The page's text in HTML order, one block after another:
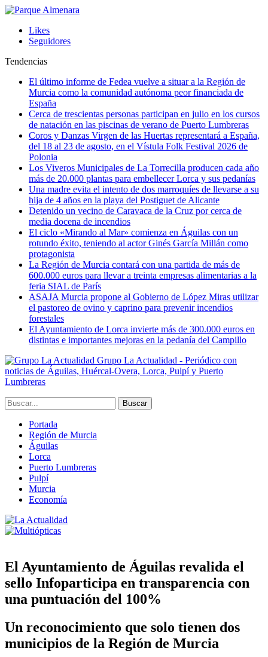
Likes
Seguidores
Tendencias
El último informe de Fedea vuelve a situar a la Región de
Murcia como la comunidad autónoma peor financiada de
España
Cerca de trescientas personas participan en julio en los cursos
de natación en las piscinas de verano de Puerto Lumbreras
Coros y Danzas Virgen de las Huertas representará a España,
del 18 al 23 de agosto, en el Vístula Folk Festival 2026 de
Polonia
Los Viveros Municipales de La Torrecilla producen cada año
más de 20.000 plantas para embellecer Lorca y sus pedanías
Una madre evita el intento de dos marroquíes de llevarse a su
hija de 4 años en la playa del Postiguet de Alicante
Detenido un vecino de Caravaca de la Cruz por cerca de
media docena de incendios
El ciclo «Mirando al Mar» comienza en Águilas con un
rotundo éxito, teniendo al actor Ginés García Millán como
protagonista
La Región de Murcia contará con una partida de más de
600.000 euros para llevar a treinta empresas alimentarias a la
feria SIAL de París
ASAJA Murcia propone al Gobierno de López Miras utilizar
el pastoreo de ovino y caprino para prevenir incendios
forestales
El Ayuntamiento de Lorca invierte más de 300.000 euros en
distintas e importantes mejoras en la pedanía del Campillo
Grupo La Actualidad - Periódico con
noticias de Águilas, Huércal-Overa, Lorca, Pulpí y Puerto
Lumbreras
Portada
Región de Murcia
Águilas
Lorca
Puerto Lumbreras
Pulpí
Murcia
Economía
El Ayuntamiento de Águilas revalida el
sello Infoparticipa en transparencia con
una puntuación del 100%
Un reconocimiento que solo tienen dos
municipios de la Región de Murcia